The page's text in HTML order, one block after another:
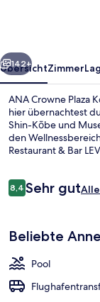
Weiter
142+
ÜbersichtZimmer
ANA Crowne Plaza
hier übernachtest
Shin-Kōbe und
den
Restaurant & Bar
Bars/Lounges,
Zur U-Bahn (Station
Bewertungen
8,48,4 von 10.
Sehr gut
Beliebte
Pool